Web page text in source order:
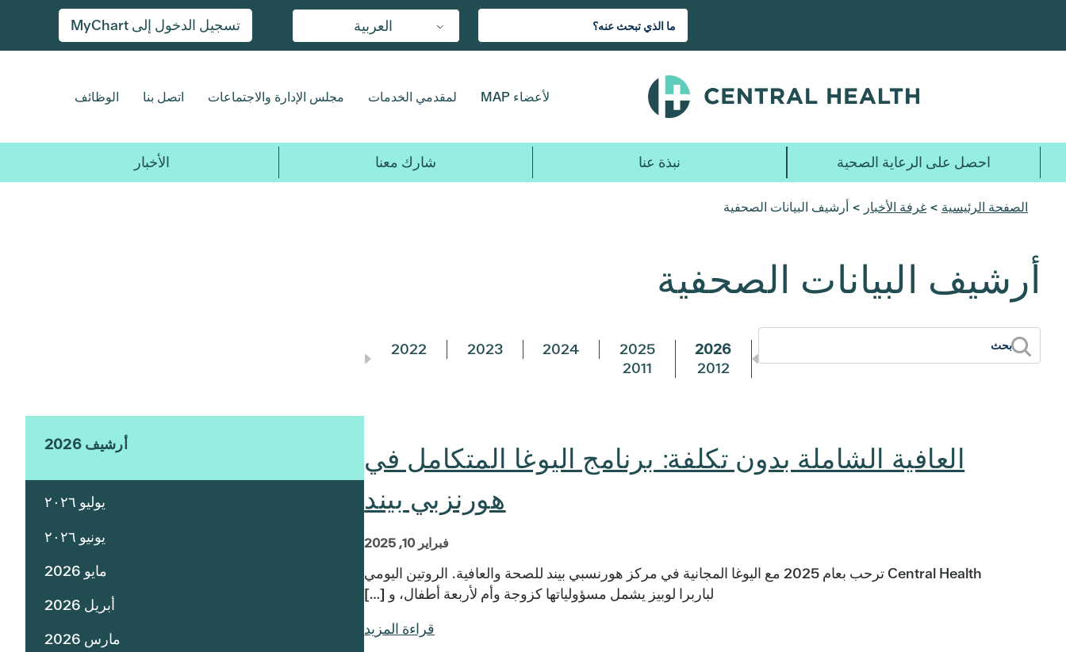
المحتوى
العربية تسجيل الدخول إلى MyChart
لأعضاء MAP لمقدمي الخدمات مجلس الإدارة والاجتماعات اتصل بنا الوظائف
احصل على الرعاية الصحية نبذة عنا شارك معنا الأخبار
الصفحة الرئيسية > غرفة الأخبار > أرشيف البيانات الصحفية
أرشيف البيانات الصحفية
2026
2025
2024
2023
2022
2012
2011
العافية الشاملة بدون تكلفة: برنامج اليوغا المتكامل في
هورنزبي بيند
فبراير 10, 2025
Central Health ترحب بعام 2025 مع اليوغا المجانية في مركز هورنسبي بيند للصحة والعافية. الروتين اليومي
لباربرا لوبيز يشمل مسؤولياتها كزوجة وأم لأربعة أطفال، و […]
قراءة المزيد
أرشيف 2026
يوليو ٢٠٢٦
يونيو ٢٠٢٦
مايو 2026
أبريل 2026
مارس 2026